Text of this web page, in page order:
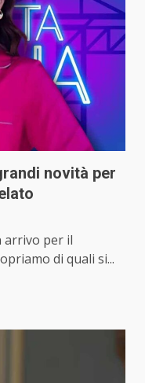
novità per
arrivo per il
di quali si...